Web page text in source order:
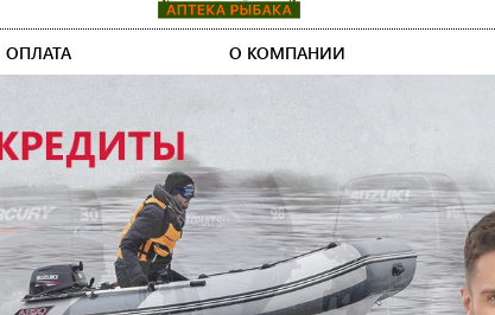
ОПЛАТА О КОМПАНИИ